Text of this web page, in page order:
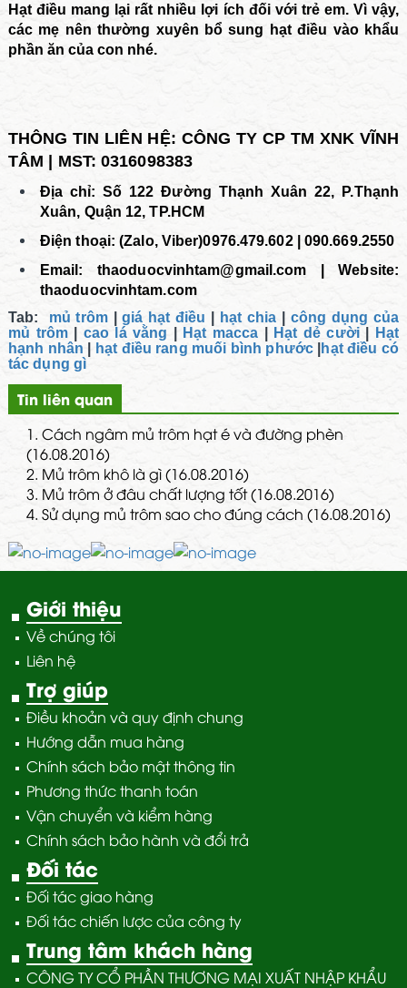
Hạt điều mang lại rất nhiều lợi ích đối với trẻ em. Vì vậy,
các mẹ nên thường xuyên bổ sung hạt điều vào khẩu
phần ăn của con nhé.
THÔNG TIN LIÊN HỆ: CÔNG TY CP TM XNK VĨNH
TÂM | MST: 0316098383
Địa chỉ: Số 122 Đường Thạnh Xuân 22, P.Thạnh
Xuân, Quận 12, TP.HCM
Điện thoại: (Zalo, Viber)0976.479.602 | 090.669.2550
Email: thaoduocvinhtam@gmail.com | Website:
thaoduocvinhtam.com
Tab: mủ trôm|giá hạt điều hạt chia
công dụng của
mủ trôm| cao lá vằng Hạt macca Hạt dẻ cười|
Hạt
hạnh nhân
hạt điều rang muối bình phước|
hạt điều có
tác dụng gì
Tin liên quan
1. Cách ngâm mủ trôm hạt é và đường phèn
(16.08.2016)
2. Mủ trôm khô là gì (16.08.2016)
3. Mủ trôm ở đâu chất lượng tốt (16.08.2016)
4. Sử dụng mủ trôm sao cho đúng cách (16.08.2016)
Giới thiệu
Về chúng tôi
Liên hệ
Trợ giúp
Điều khoản và quy định chung
Hướng dẫn mua hàng
Chính sách bảo mật thông tin
Phương thức thanh toán
Vận chuyển và kiểm hàng
Chính sách bảo hành và đổi trả
Đối tác
Đối tác giao hàng
Đối tác chiến lược của công ty
Trung tâm khách hàng
CÔNG TY CỔ PHẦN THƯƠNG MẠI XUẤT NHẬP KHẨU